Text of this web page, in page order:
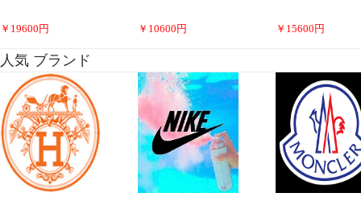
￥ 19600 円 ￥ 10600 円 ￥ 15600 円
人気 ブランド